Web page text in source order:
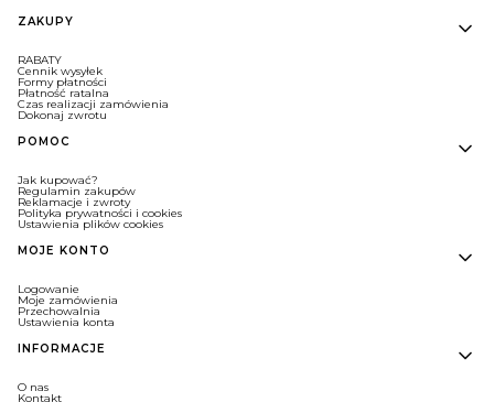
Linki w stopce
ZAKUPY
RABATY
Cennik wysyłek
Formy płatności
Płatność ratalna
Czas realizacji zamówienia
Dokonaj zwrotu
POMOC
Jak kupować?
Regulamin zakupów
Reklamacje i zwroty
Polityka prywatności i cookies
Ustawienia plików cookies
MOJE KONTO
Logowanie
Moje zamówienia
Przechowalnia
Ustawienia konta
INFORMACJE
O nas
Kontakt